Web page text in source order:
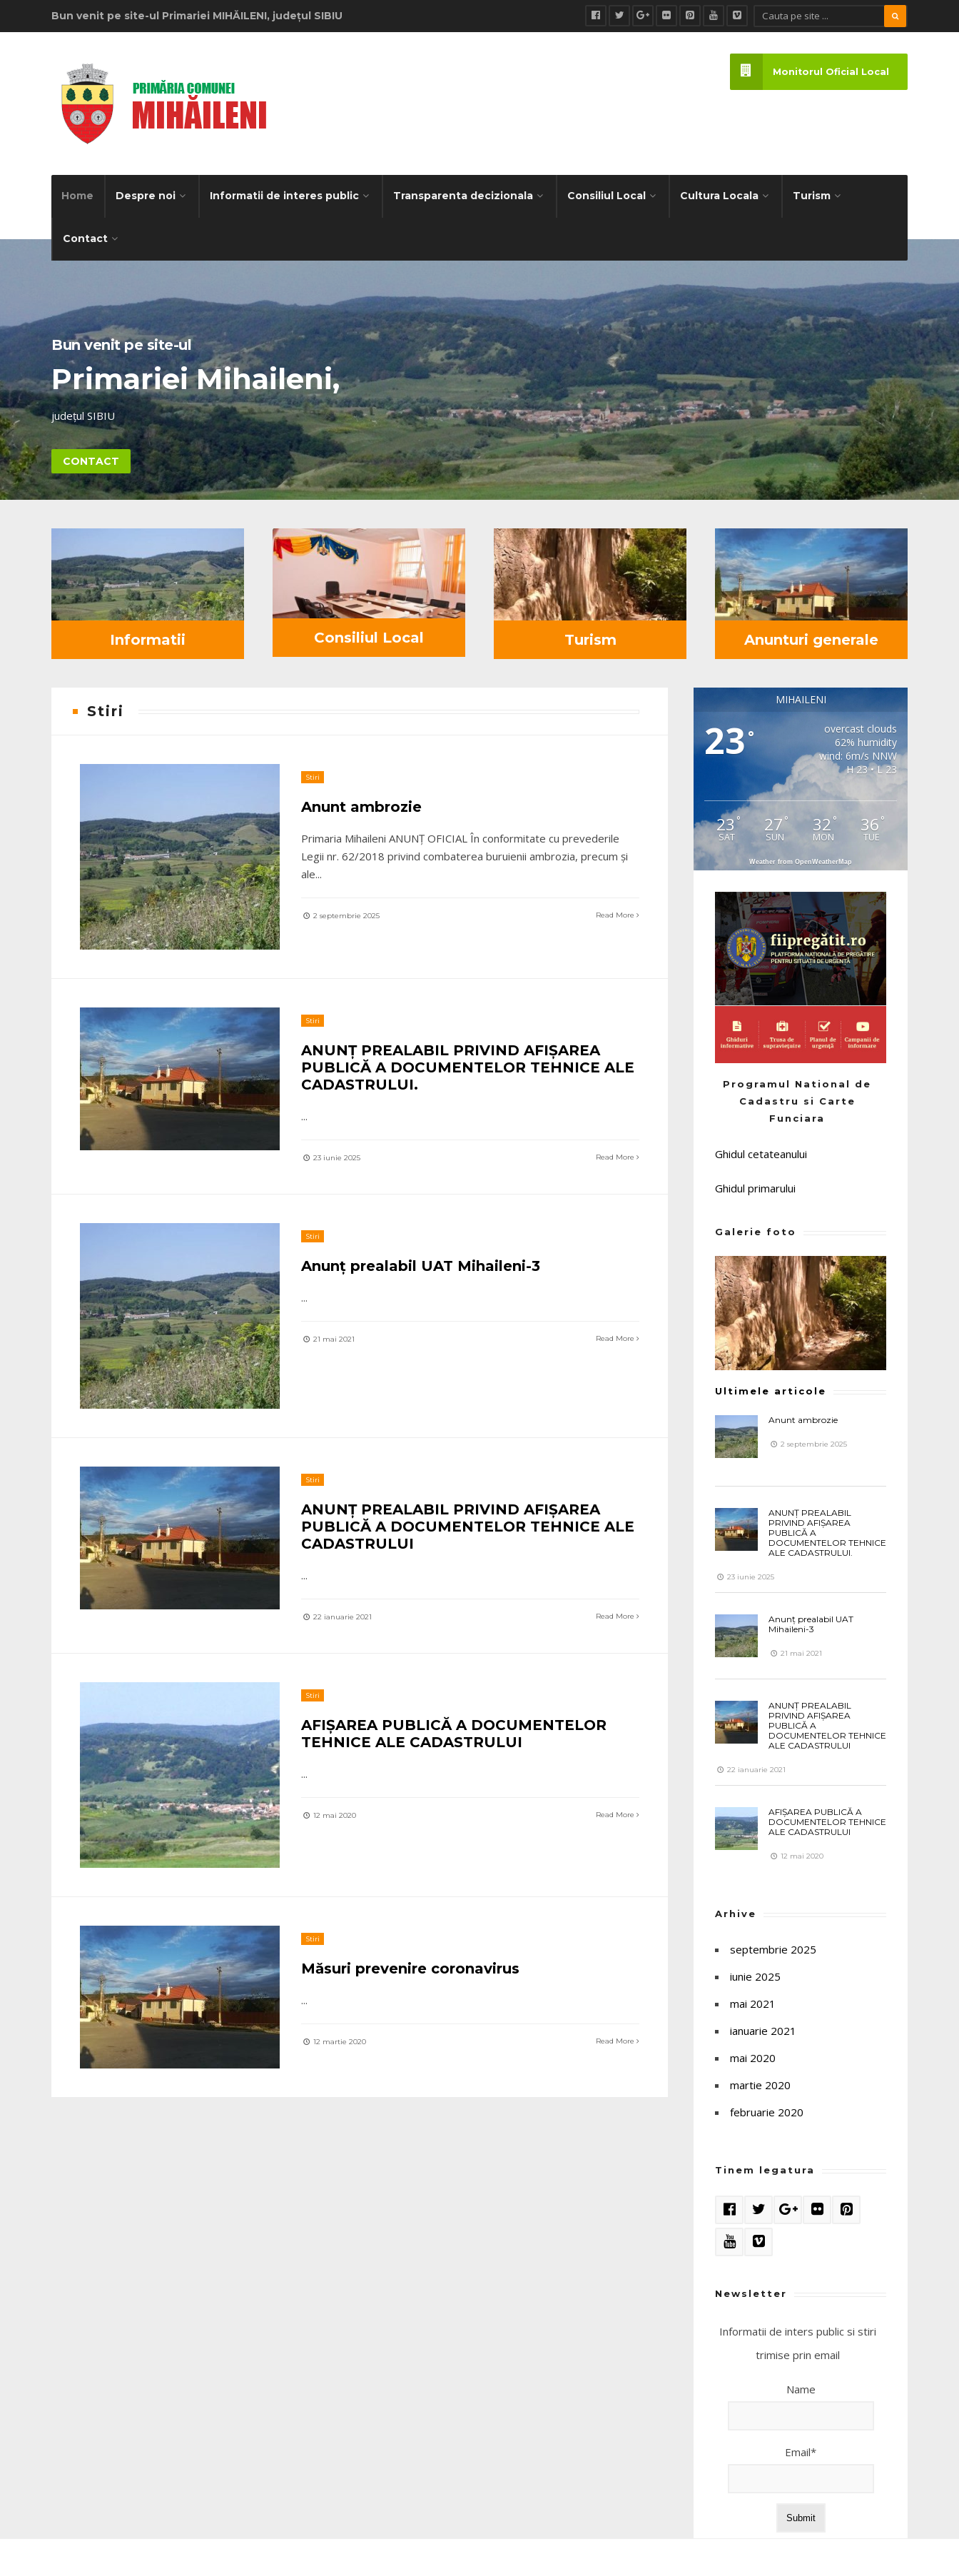
Bun venit pe site-ul Primariei MIHĂILENI, județul SIBIU
Home Despre noi Informatii de interes public Transparenta decizionala Consiliul Local Cultura Locala Turism
Contact
Monitorul Oficial Local
Bun venit pe site-ul
Primariei Mihaileni,
județul SIBIU
CONTACT
Informatii Consiliul Local Turism Anunturi generale
Stiri
Stiri
Anunt ambrozie
Primaria Mihaileni ANUNȚ OFICIAL În conformitate cu prevederile
Legii nr. 62/2018 privind combaterea buruienii ambrozia, precum și
ale...
2 septembrie 2025 Read More
Stiri
ANUNȚ PREALABIL PRIVIND AFIȘAREA
PUBLICĂ A DOCUMENTELOR TEHNICE ALE
CADASTRULUI.
...
23 iunie 2025 Read More
Stiri
Anunț prealabil UAT Mihaileni-3
...
21 mai 2021 Read More
Stiri
ANUNȚ PREALABIL PRIVIND AFIȘAREA
PUBLICĂ A DOCUMENTELOR TEHNICE ALE
CADASTRULUI
...
22 ianuarie 2021 Read More
Stiri
AFIȘAREA PUBLICĂ A DOCUMENTELOR
TEHNICE ALE CADASTRULUI
...
12 mai 2020 Read More
Stiri
Măsuri prevenire coronavirus
...
12 martie 2020 Read More
MIHAILENI
23°
overcast clouds
62% humidity
wind: 6m/s NNW
H 23 • L 23
23 °
SAT
27 °
SUN
32 °
MON
36 °
TUE
Weather from OpenWeatherMap
Programul National de
Cadastru si Carte
Funciara
Ghidul cetateanului
Ghidul primarului
Galerie foto
Ultimele articole
Anunt ambrozie
2 septembrie 2025
ANUNȚ PREALABIL
PRIVIND AFIȘAREA
PUBLICĂ A
DOCUMENTELOR TEHNICE
ALE CADASTRULUI.
23 iunie 2025
Anunț prealabil UAT
Mihaileni-3
21 mai 2021
ANUNȚ PREALABIL
PRIVIND AFIȘAREA
PUBLICĂ A
DOCUMENTELOR TEHNICE
ALE CADASTRULUI
22 ianuarie 2021
AFIȘAREA PUBLICĂ A
DOCUMENTELOR TEHNICE
ALE CADASTRULUI
12 mai 2020
Arhive
septembrie 2025
iunie 2025
mai 2021
ianuarie 2021
mai 2020
martie 2020
februarie 2020
Tinem legatura
Newsletter
Informatii de inters public si stiri
trimise prin email
Name
Email*